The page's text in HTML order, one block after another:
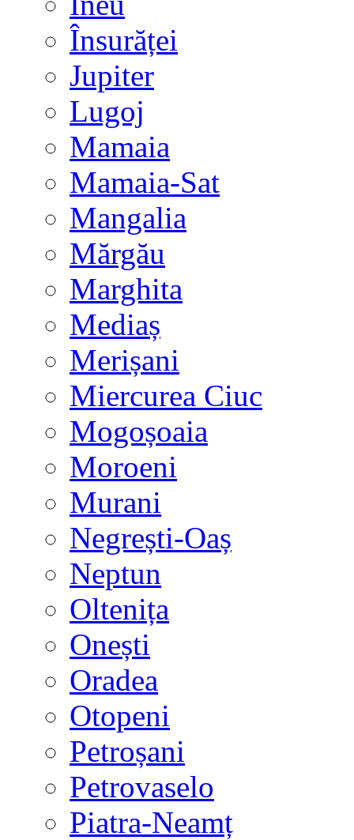
Însurăței
Jupiter
Lugoj
Mamaia
Mamaia-Sat
Mangalia
Mărgău
Marghita
Mediaș
Merișani
Miercurea Ciuc
Mogoșoaia
Moroeni
Murani
Negrești-Oaș
Neptun
Oltenița
Onești
Oradea
Otopeni
Petroșani
Petrovaselo
Piatra-Neamț